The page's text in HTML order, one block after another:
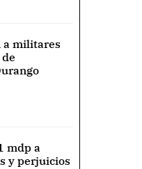
a militares
mdp a
y perjuicios